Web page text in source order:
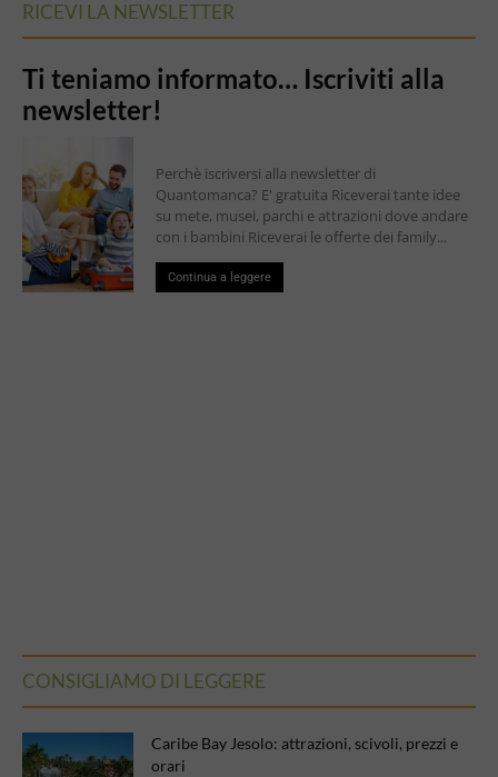
RICEVI LA NEWSLETTER
Ti teniamo informato… Iscriviti alla
newsletter!
Perchè iscriversi alla newsletter di
Quantomanca? E' gratuita Riceverai tante idee
su mete, musei, parchi e attrazioni dove andare
con i bambini Riceverai le offerte dei family...
Continua a leggere
CONSIGLIAMO DI LEGGERE
Caribe Bay Jesolo: attrazioni, scivoli, prezzi e
orari